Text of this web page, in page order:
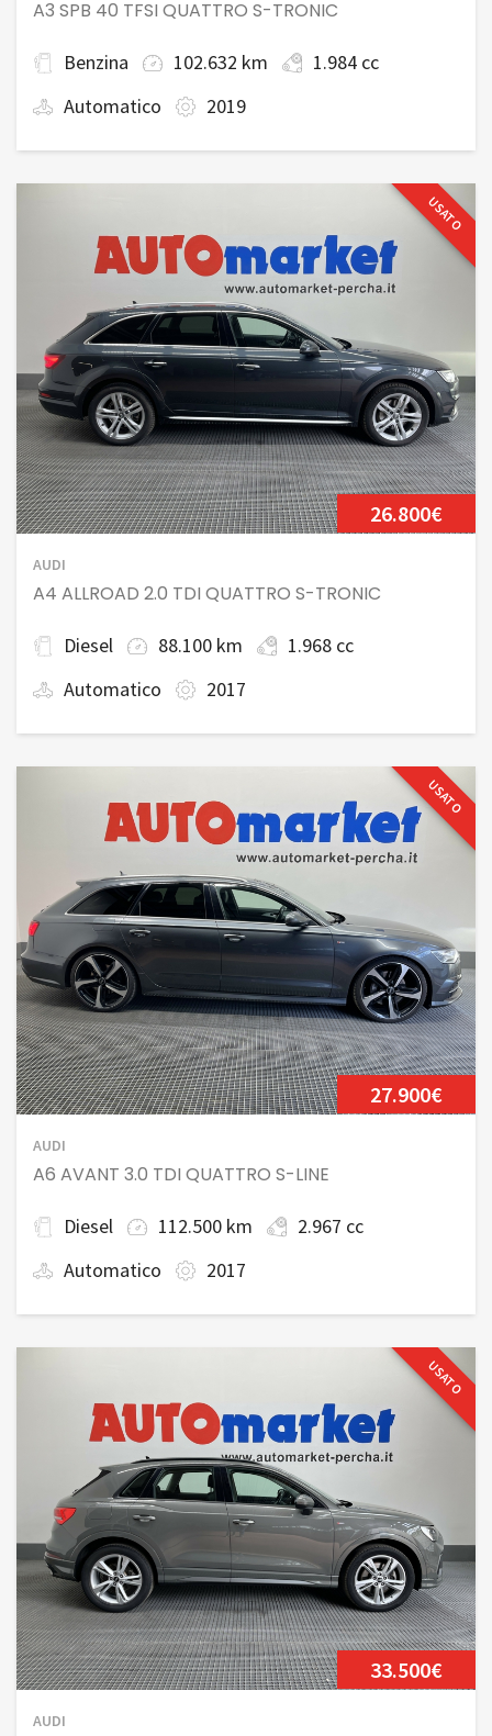
A3 SPB 40 TFSI QUATTRO S-TRONIC
Benzina 102.632 km
1.984 cc
Automatico
2019
USATO
26.800€
AUDI
A4 ALLROAD 2.0 TDI QUATTRO S-TRONIC
Diesel 88.100 km
1.968 cc
Automatico
2017
USATO
27.900€
AUDI
A6 AVANT 3.0 TDI QUATTRO S-LINE
Diesel 112.500 km
2.967 cc
Automatico
2017
USATO
33.500€
AUDI